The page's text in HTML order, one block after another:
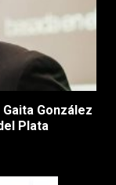
González
Plata